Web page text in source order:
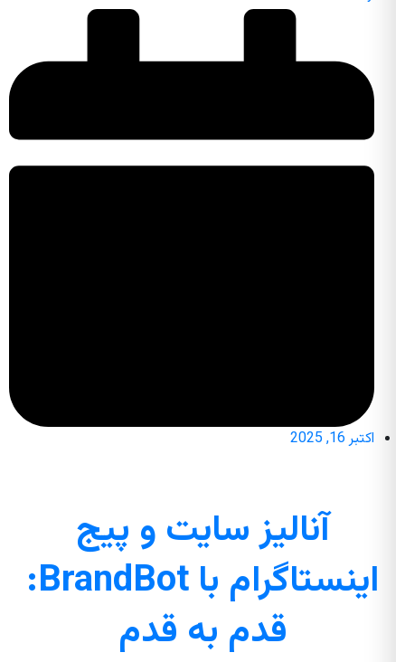
اکتبر 16, 2025
آنالیز سایت و پیج
اینستاگرام با BrandBot:
قدم به قدم